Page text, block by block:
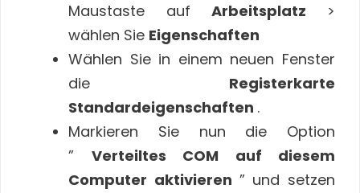
Maustaste aufArbeitsplatz >
wählen Sie Eigenschaften
Wählen Sie in einem neuen Fenster
die Registerkarte
Standardeigenschaften .
Markieren Sie nun die Option
” Verteiltes COM auf diesem
Computer aktivieren ” und setzen